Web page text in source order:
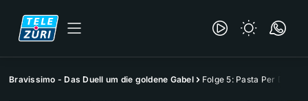
Bravissimo - Das Duell um die goldene Gabel Folge 5: Pasta Per Due